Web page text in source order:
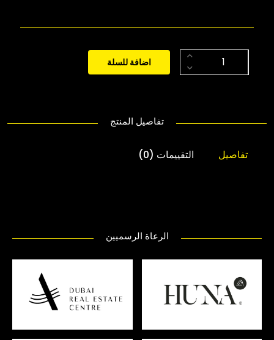
اضافة للسلة
تفاصيل المنتج
تفاصيل التقييمات (0)
الرعاة الرسميين